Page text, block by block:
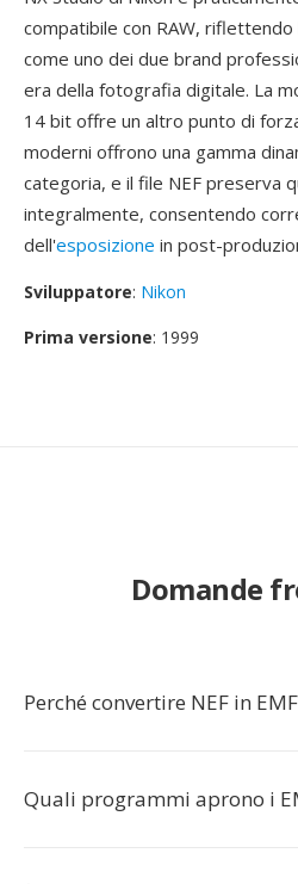
compatibile con RAW, riflettendo
come uno dei due brand
era della fotografia digitale. La
14 bit offre un altro punto di
moderni offrono una gamma
categoria, e il file NEF preserva
integralmente, consentendo
dell'esposizione in post-
Sviluppatore: Nikon
Prima versione: 1999
Domande
Perché convertire NEF in
Quali programmi aprono i